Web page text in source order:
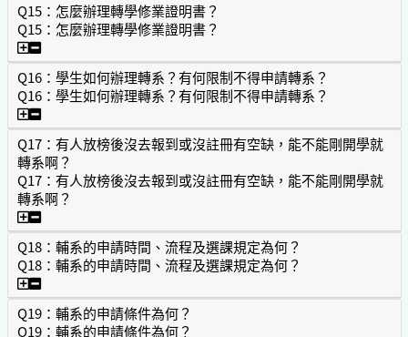
Q15：怎麼辦理轉學修業證明書？
Q15：怎麼辦理轉學修業證明書？
Q15：怎麼辦理轉學修業證明書？
Q16：學生如何辦理轉系？有何限制不得申請轉系？
Q16：學生如何辦理轉系？有何限制不得申請轉系？
Q16：學生如何辦理轉系？有何限制不得申請轉系？
Q17：有人放榜後沒去報到或沒註冊有空缺，能不能剛開學就
轉系啊？
Q17：有人放榜後沒去報到或沒註冊有空缺，能不能剛開學就
轉系啊？
Q17：有人放榜後沒去報到或沒註冊有空缺，能不能剛開學
Q18：輔系的申請時間、流程及選課規定為何？
Q18：輔系的申請時間、流程及選課規定為何？
Q18：輔系的申請時間、流程及選課規定為何？
Q19：輔系的申請條件為何？
Q19：輔系的申請條件為何？